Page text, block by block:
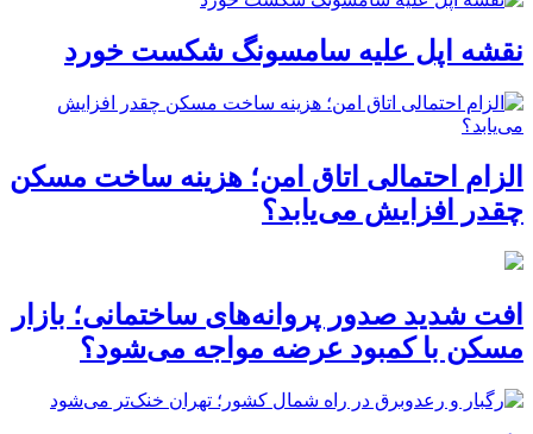
نقشه اپل علیه سامسونگ شکست خورد
الزام احتمالی اتاق امن؛ هزینه ساخت مسکن
چقدر افزایش می‌یابد؟
افت شدید صدور پروانه‌های ساختمانی؛ بازار
مسکن با کمبود عرضه مواجه می‌شود؟